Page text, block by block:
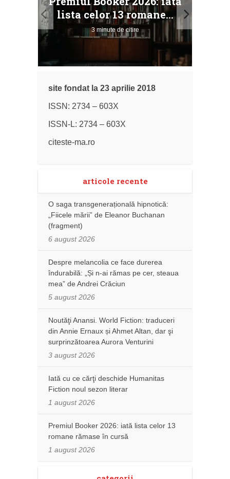
lista celor 13 romane...
3 minute de citire
site fondat la 23 aprilie 2018
ISSN: 2734 – 603X
ISSN-L: 2734 – 603X
citeste-ma.ro
articole recente
O saga transgenerațională hipnotică:
„Fiicele mării” de Eleanor Buchanan
(fragment)
6 august 2026
Despre melancolia ce face durerea
îndurabilă: „Și n-ai rămas pe cer, steaua
mea” de Andrei Crăciun
5 august 2026
Noutăţi Anansi. World Fiction: traduceri
din Annie Ernaux și Ahmet Altan, dar şi
surprinzătoarea Aurora Venturini
3 august 2026
Iată cu ce cărţi deschide Humanitas
Fiction noul sezon literar
1 august 2026
Premiul Booker 2026: iată lista celor 13
romane rămase în cursă
1 august 2026